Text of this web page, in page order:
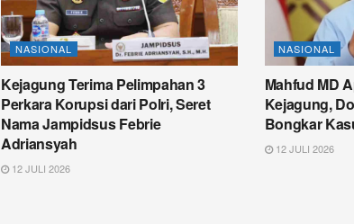
NASIONAL
Kejagung Terima Pelimpahan 3
Perkara Korupsi dari Polri, Seret
Nama Jampidsus Febrie
Adriansyah
12 JULI 2026
NASIONAL
Mahfud MD
Kejagung,
Bongkar
12 JULI 2026